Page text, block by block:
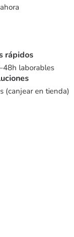
rápidos
laborables
(canjear en tienda)